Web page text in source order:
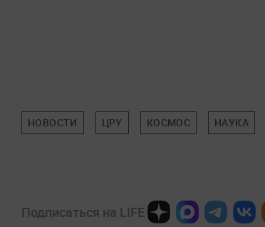
НОВОСТИ ЦРУ КОСМОС НАУКА
Подписаться на LIFE